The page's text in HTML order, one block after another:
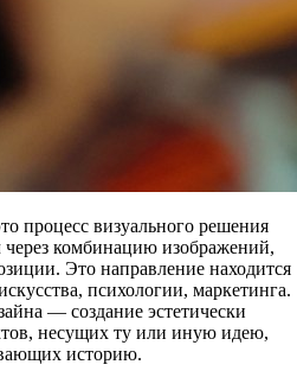
процесс визуального решения
комбинацию изображений,
Это направление находится
психологии, маркетинга.
— создание эстетически
несущих ту или иную идею,
историю.